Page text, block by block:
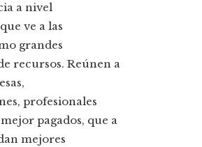
a nivel
ve a las
grandes
recursos. Reúnen a
profesionales
pagados, que a
mejores